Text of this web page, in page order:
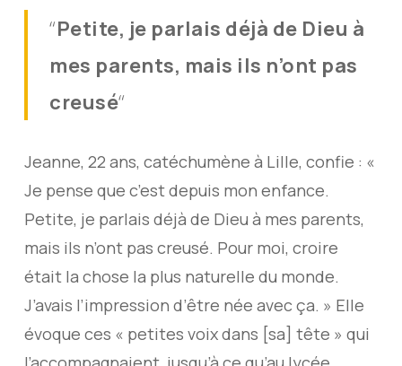
“Petite, je parlais déjà de Dieu à
mes parents, mais ils n’ont pas
creusé“
Jeanne, 22 ans, catéchumène à Lille, confie : «
Je pense que c’est depuis mon enfance.
Petite, je parlais déjà de Dieu à mes parents,
mais ils n’ont pas creusé. Pour moi, croire
était la chose la plus naturelle du monde.
J’avais l’impression d’être née avec ça. » Elle
évoque ces « petites voix dans [sa] tête » qui